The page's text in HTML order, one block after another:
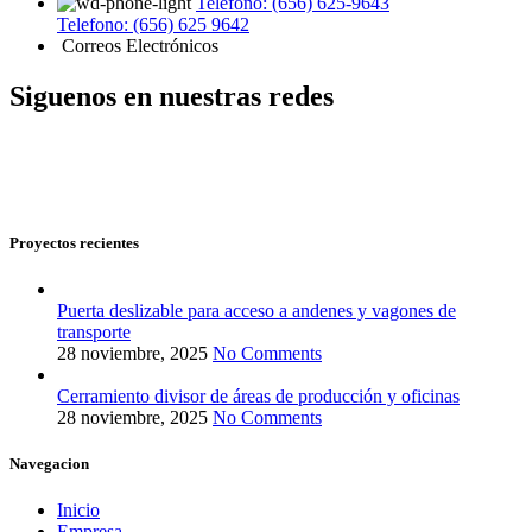
Telefono: (656) 625 9642
Correos Electrónicos
Siguenos en nuestras redes
Proyectos recientes
Puerta deslizable para acceso a andenes y vagones de
transporte
28 noviembre, 2025 No Comments
Cerramiento divisor de áreas de producción y oficinas
28 noviembre, 2025 No Comments
Navegacion
Inicio